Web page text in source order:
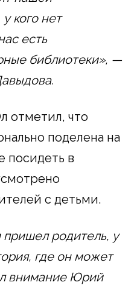
кого нет
есть
библиотеки», —
отметил, что
поделена на
посидеть в
с детьми.
родитель, у
где он может
внимание Юрий